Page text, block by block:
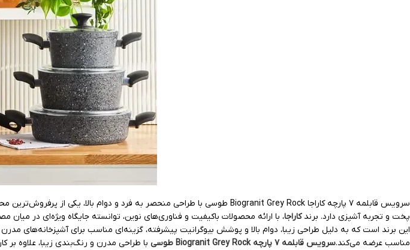
سرویس قابلمه ۷ پارچه کاراجا Biogranit Grey Rock طوسی با طراحی منحصر به فرد و دوام بالا، یکی از پرفروش‌ترین محصولات
پخت و تجربه آشپزی دارد. برندکاراجا
این برند است که به دلیل طراحی زیبا، دوام بالا و پوشش بیوگرانیت پیشرفته، گزینه‌ای مناسب برای آشپزخانه‌های
مناسب عرضه می‌کند.سرویس قابلمه ۷ پارچه Biogranit Grey Rock طوسی
با طراحی مدرن و رنگ‌بندی زیبا، علاوه